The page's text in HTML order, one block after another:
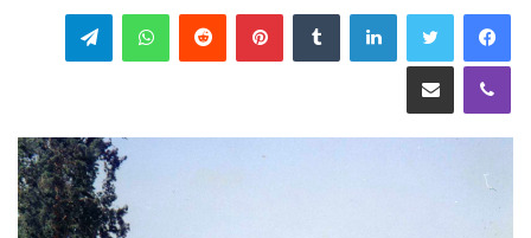
لينكدإن بينتيريست واتسابتيلقرام
ڤايبر مشاركة عبر البريد